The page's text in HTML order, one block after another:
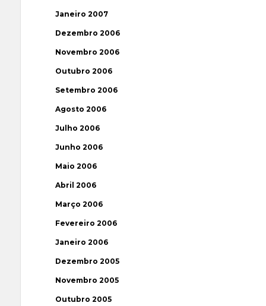
Janeiro 2007
Dezembro 2006
Novembro 2006
Outubro 2006
Setembro 2006
Agosto 2006
Julho 2006
Junho 2006
Maio 2006
Abril 2006
Março 2006
Fevereiro 2006
Janeiro 2006
Dezembro 2005
Novembro 2005
Outubro 2005